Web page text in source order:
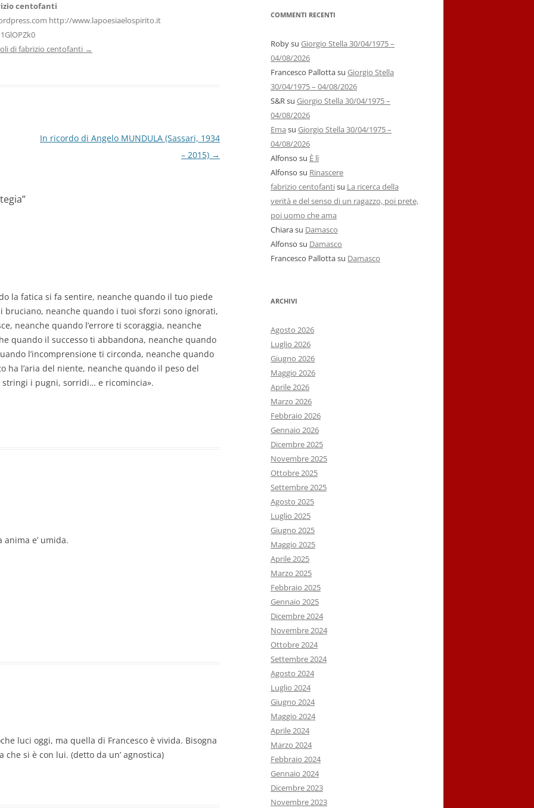
centofanti
http://www.lapoesiaelospirito.it
di fabrizio centofanti →
In ricordo di Angelo MUNDULA (Sassari, 1934
– 2015) →
”
la fatica si fa sentire, neanche quando il tuo piede
bruciano, neanche quando i tuoi sforzi sono ignorati,
neanche quando l’errore ti scoraggia, neanche
quando il successo ti abbandona, neanche quando
l’incomprensione ti circonda, neanche quando
ha l’aria del niente, neanche quando il peso del
i pugni, sorridi… e ricomincia».
anima e’ umida.
luci oggi, ma quella di Francesco è vivida. Bisogna
si è con lui. (detto da un’ agnostica)
COMMENTI RECENTI
Robysu Giorgio Stella 30/04/1975 –
04/08/2026
Francesco Pallottasu Giorgio Stella
30/04/1975 – 04/08/2026
S&Rsu Giorgio Stella 30/04/1975 –
04/08/2026
Ema su Giorgio Stella 30/04/1975 –
04/08/2026
Alfonso su È lì
Alfonso su Rinascere
fabrizio centofantisu La ricerca della
verità e del senso di un ragazzo, poi prete,
poi uomo che ama
Chiarasu Damasco
Alfonso su Damasco
Francesco Pallottasu Damasco
ARCHIVI
Agosto 2026
Luglio 2026
Giugno 2026
Maggio 2026
Aprile 2026
Marzo 2026
Febbraio 2026
Gennaio 2026
Dicembre 2025
Novembre 2025
Ottobre 2025
Settembre 2025
Agosto 2025
Luglio 2025
Giugno 2025
Maggio 2025
Aprile 2025
Marzo 2025
Febbraio 2025
Gennaio 2025
Dicembre 2024
Novembre 2024
Ottobre 2024
Settembre 2024
Agosto 2024
Luglio 2024
Giugno 2024
Maggio 2024
Aprile 2024
Marzo 2024
Febbraio 2024
Gennaio 2024
Dicembre 2023
Novembre 2023